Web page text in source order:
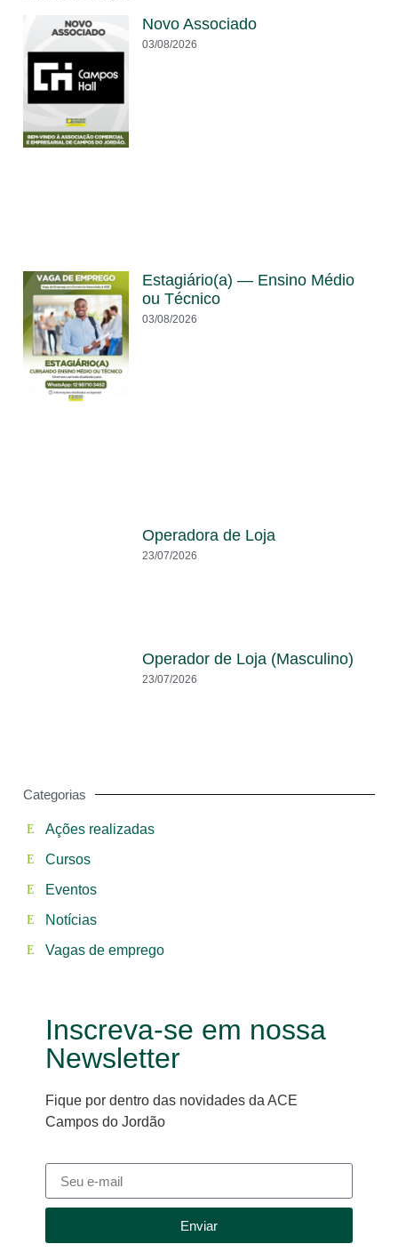
Novo Associado
03/08/2026
Estagiário(a) — Ensino Médio
ou Técnico
03/08/2026
Operadora de Loja
23/07/2026
Operador de Loja (Masculino)
23/07/2026
Categorias
Ações realizadas
Cursos
Eventos
Notícias
Vagas de emprego
Inscreva-se em nossa
Newsletter
Fique por dentro das novidades da ACE
Campos do Jordão
Enviar